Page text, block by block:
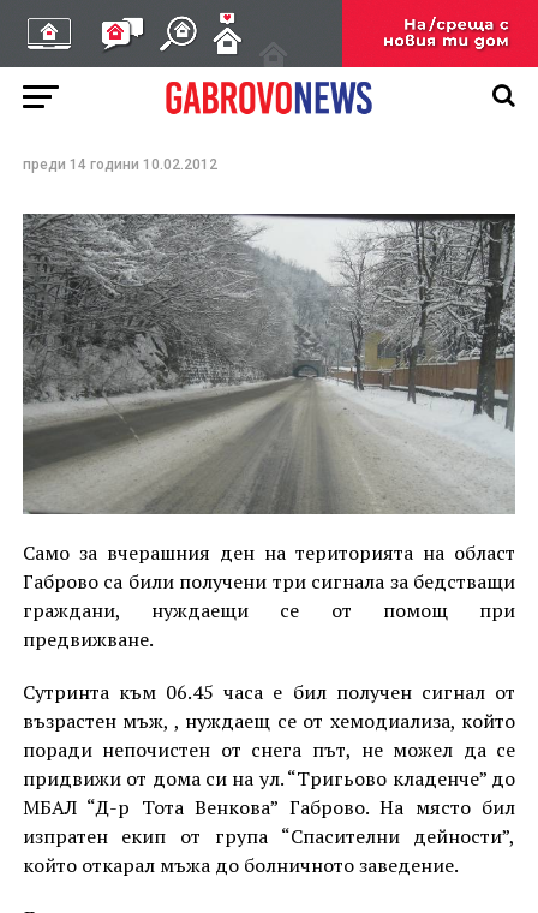
помагат на бедстващи,
заради снега в
габровско
преди 14 години 10.02.2012
Само за вчерашния ден на територията на област
Габрово са били получени три сигнала за бедстващи
граждани, нуждаещи се от помощ при
предвижване.
Сутринта към 06.45 часа е бил получен сигнал от
възрастен мъж, , нуждаещ се от хемодиализа, който
поради непочистен от снега път, не можел да се
придвижи от дома си на ул. “Тригьово кладенче” до
МБАЛ “Д-р Тота Венкова” Габрово. На място бил
изпратен екип от група “Спасителни дейности”,
който откарал мъжа до болничното заведение.